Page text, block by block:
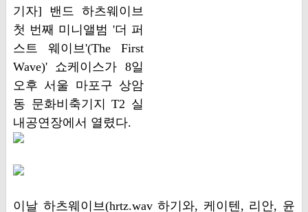
기자] 밴드 하츠웨이브
첫 번째 미니앨범 '더 퍼
스트 웨이브'(The First
Wave)' 쇼케이스가 8일
오후 서울 마포구 상암
동 문화비축기지 T2 실
내공연장에서 열렸다.
이날 하츠웨이브(hrtz.wav 하기와, 케이텐, 리안, 윤